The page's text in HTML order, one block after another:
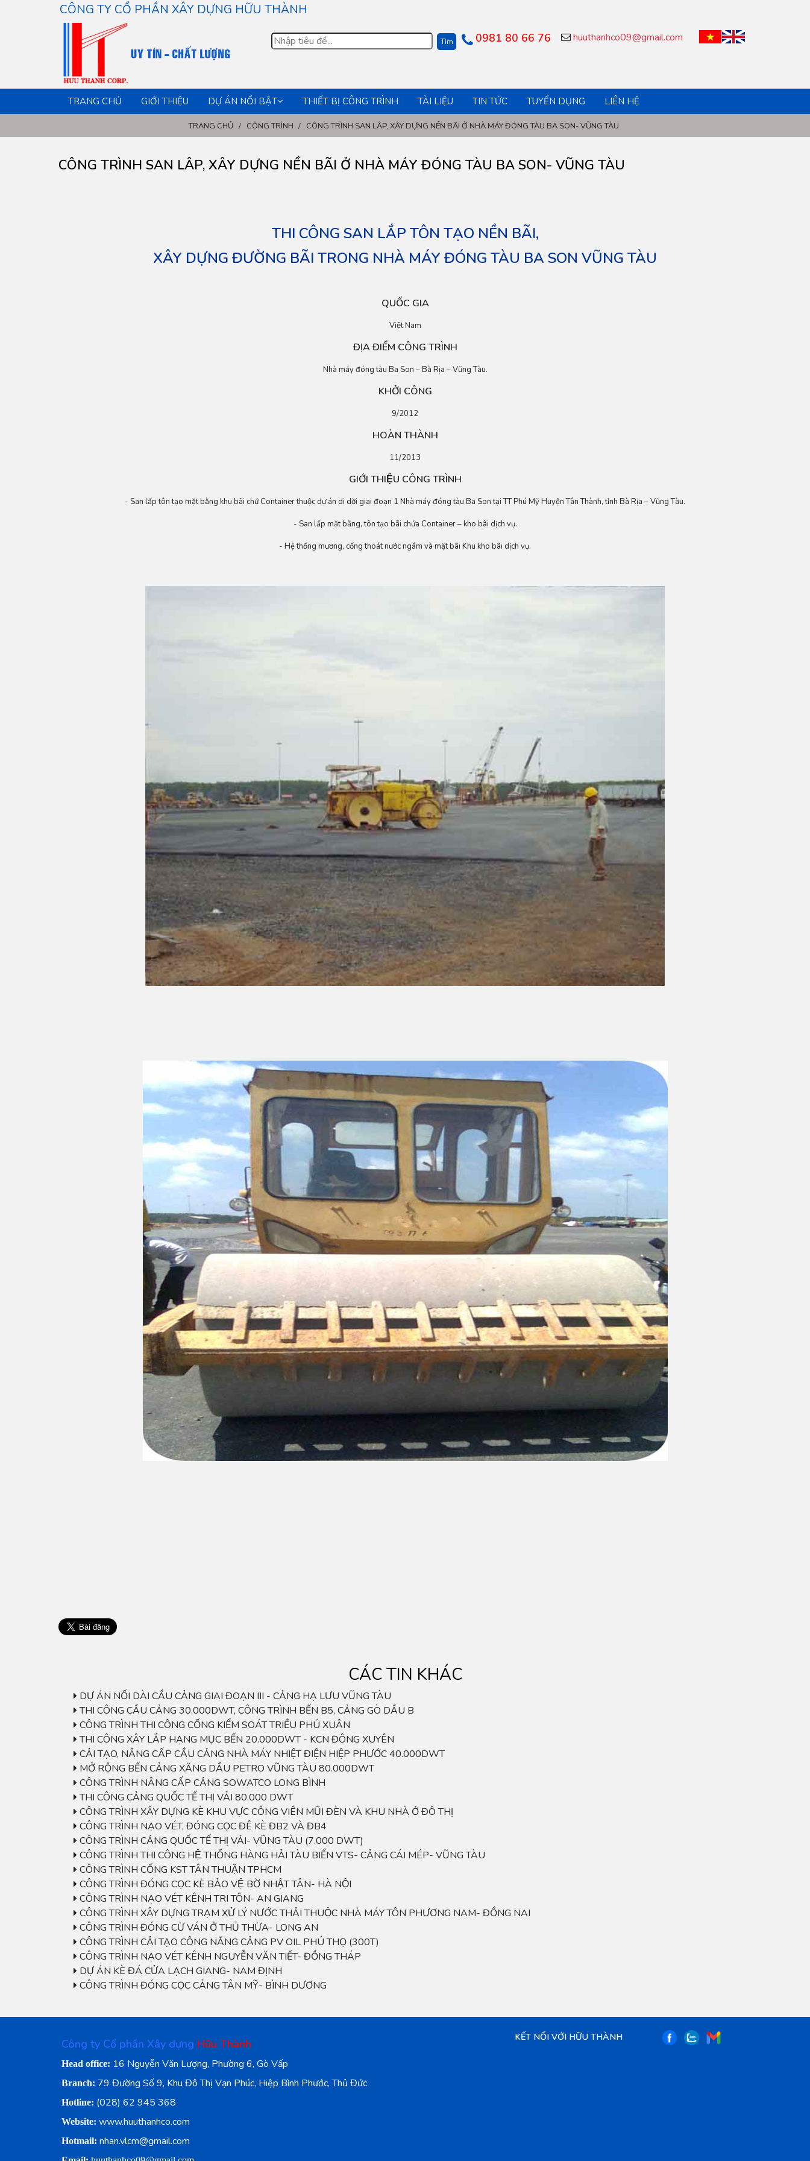
CÔNG TY CỔ PHẦN XÂY DỰNG HỮU THÀNH
0981 80 66 76 huuthanhco09@gmail.com
TRANG CHỦ GIỚI THIỆU DỰ ÁN NỔI BẬT THIẾT BỊ CÔNG TRÌNH TÀI LIỆU TIN TỨC TUYỂN DỤNG LIÊN HỆ
TRANG CHỦ / CÔNG TRÌNH / CÔNG TRÌNH SAN LÂP, XÂY DỰNG NỀN BÃI Ở NHÀ MÁY ĐÓNG TÀU BA SON- VŨNG TÀU
CÔNG TRÌNH SAN LÂP, XÂY DỰNG NỀN BÃI Ở NHÀ MÁY ĐÓNG TÀU BA SON- VŨNG TÀU
THI CÔNG SAN LẮP TÔN TẠO NỀN BÃI,
XÂY DỰNG ĐƯỜNG BÃI TRONG NHÀ MÁY ĐÓNG TÀU BA SON VŨNG TÀU
QUỐC GIA
Việt Nam
ĐỊA ĐIỂM CÔNG TRÌNH
Nhà máy đóng tàu Ba Son – Bà Rịa – Vũng Tàu.
KHỞI CÔNG
9/2012
HOÀN THÀNH
11/2013
GIỚI THIỆU CÔNG TRÌNH
- San lấp tôn tạo mặt bằng khu bãi chứ Container thuộc dự án di dời giai đoạn 1 Nhà máy đóng tàu Ba Son tại TT Phú Mỹ Huyện Tân Thành, tỉnh Bà Rịa – Vũng Tàu.
- San lấp mặt bằng, tôn tạo bãi chứa Container – kho bãi dịch vụ.
- Hệ thống mương, cống thoát nước ngầm và mặt bãi Khu kho bãi dịch vụ.
CÁC TIN KHÁC
DỰ ÁN NỐI DÀI CẦU CẢNG GIAI ĐOẠN III - CẢNG HẠ LƯU VŨNG TÀU
THI CÔNG CẦU CẢNG 30.000DWT, CÔNG TRÌNH BẾN B5, CẢNG GÒ DẦU B
CÔNG TRÌNH THI CÔNG CỐNG KIỂM SOÁT TRIỀU PHÚ XUÂN
THI CÔNG XÂY LẮP HẠNG MỤC BẾN 20.000DWT - KCN ĐÔNG XUYÊN
CẢI TẠO, NÂNG CẤP CẦU CẢNG NHÀ MÁY NHIỆT ĐIỆN HIỆP PHƯỚC 40.000DWT
MỞ RỘNG BẾN CẢNG XĂNG DẦU PETRO VŨNG TÀU 80.000DWT
CÔNG TRÌNH NÂNG CẤP CẢNG SOWATCO LONG BÌNH
THI CÔNG CẢNG QUỐC TẾ THỊ VẢI 80.000 DWT
CÔNG TRÌNH XÂY DỰNG KÈ KHU VỰC CÔNG VIÊN MŨI ĐÈN VÀ KHU NHÀ Ở ĐÔ THỊ
CÔNG TRÌNH NẠO VÉT, ĐÓNG CỌC ĐÊ KÈ ĐB2 VÀ ĐB4
CÔNG TRÌNH CẢNG QUỐC TẾ THỊ VẢI- VŨNG TÀU (7.000 DWT)
CÔNG TRÌNH THI CÔNG HỆ THỐNG HÀNG HẢI TÀU BIỂN VTS- CẢNG CÁI MÉP- VŨNG TÀU
CÔNG TRÌNH CỐNG KST TÂN THUẬN TPHCM
CÔNG TRÌNH ĐÓNG CỌC KÈ BẢO VỆ BỜ NHẬT TÂN- HÀ NỘI
CÔNG TRÌNH NẠO VÉT KÊNH TRI TÔN- AN GIANG
CÔNG TRÌNH XÂY DỰNG TRẠM XỬ LÝ NƯỚC THẢI THUỘC NHÀ MÁY TÔN PHƯƠNG NAM- ĐỒNG NAI
CÔNG TRÌNH ĐÓNG CỪ VÁN Ở THỦ THỪA- LONG AN
CÔNG TRÌNH CẢI TẠO CÔNG NĂNG CẢNG PV OIL PHÚ THỌ (300T)
CÔNG TRÌNH NẠO VÉT KÊNH NGUYỄN VĂN TIẾT- ĐỒNG THÁP
DỰ ÁN KÈ ĐÁ CỬA LẠCH GIANG- NAM ĐỊNH
CÔNG TRÌNH ĐÓNG CỌC CẢNG TÂN MỸ- BÌNH DƯƠNG
Công ty Cổ phần Xây dựng Hữu Thành
Head office: 16 Nguyễn Văn Lượng, Phường 6, Gò Vấp
Branch: 79 Đường Số 9, Khu Đô Thị Vạn Phúc, Hiệp Bình Phước, Thủ Đức
Hotline: (028) 62 945 368
Website: www.huuthanhco.com
Hotmail: nhan.vlcm@gmail.com
KẾT NỐI VỚI HỮU THÀNH